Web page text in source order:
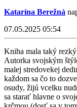
Katarína Berežná
07.05.2025 05:54
Kniha mala taký
Autorka svojským
malej stredovekej
každom sa čo to
osudy, žijú vcelku
sa starať hlavne o